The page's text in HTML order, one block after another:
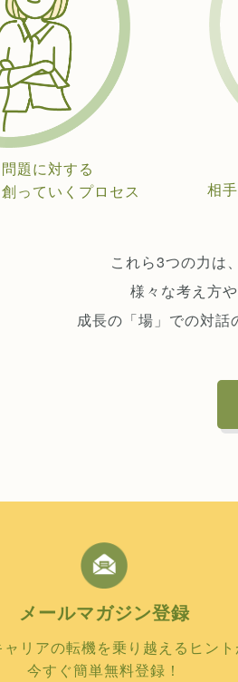
題に対する
っていくプロセス
相
これら3つの力は
様々な考え方
成長の「場」での対
メールマガジン登録
ャリアの転機を乗り越えるヒン
今すぐ簡単無料登録！